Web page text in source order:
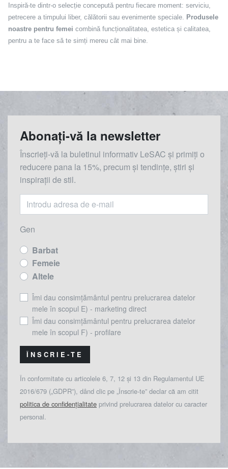
Inspiră-te dintr-o selecție concepută pentru fiecare moment: serviciu,
petrecere a timpului liber, călătorii sau evenimente speciale. Produsele
noastre pentru femei combină funcționalitatea, estetica și calitatea,
pentru a te face să te simți mereu cât mai bine.
Abonați-vă la newsletter
Înscrieți-vă la buletinul informativ LeSAC și primiți o
reducere pana la 15%, precum și tendințe, știri și
inspirații de stil.
Gen
Barbat
Femeie
Altele
Îmi dau consimțământul pentru prelucrarea datelor
mele în scopul E) - marketing direct
Îmi dau consimțământul pentru prelucrarea datelor
mele în scopul F) - profilare
ÎNSCRIE-TE
În conformitate cu articolele 6, 7, 12 și 13 din Regulamentul UE
2016/679 („GDPR”), dând clic pe „Înscrie-te” declar că am citit
politica de confidențialitate privind prelucrarea datelor cu caracter
personal.